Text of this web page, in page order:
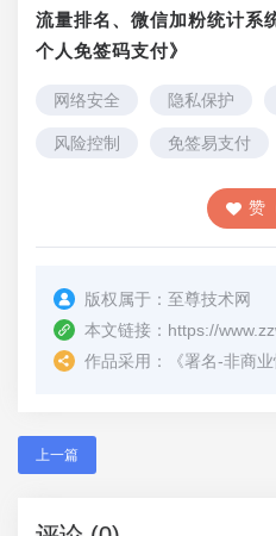
流量排名、微信加粉统计系
个人免签码支付》
网络安全 隐私保护
风险控制 免签易支付
赞
版权属于： 至尊技术网
本文链接： https://
作品采用：
《署名-非商业性使用-
上一篇